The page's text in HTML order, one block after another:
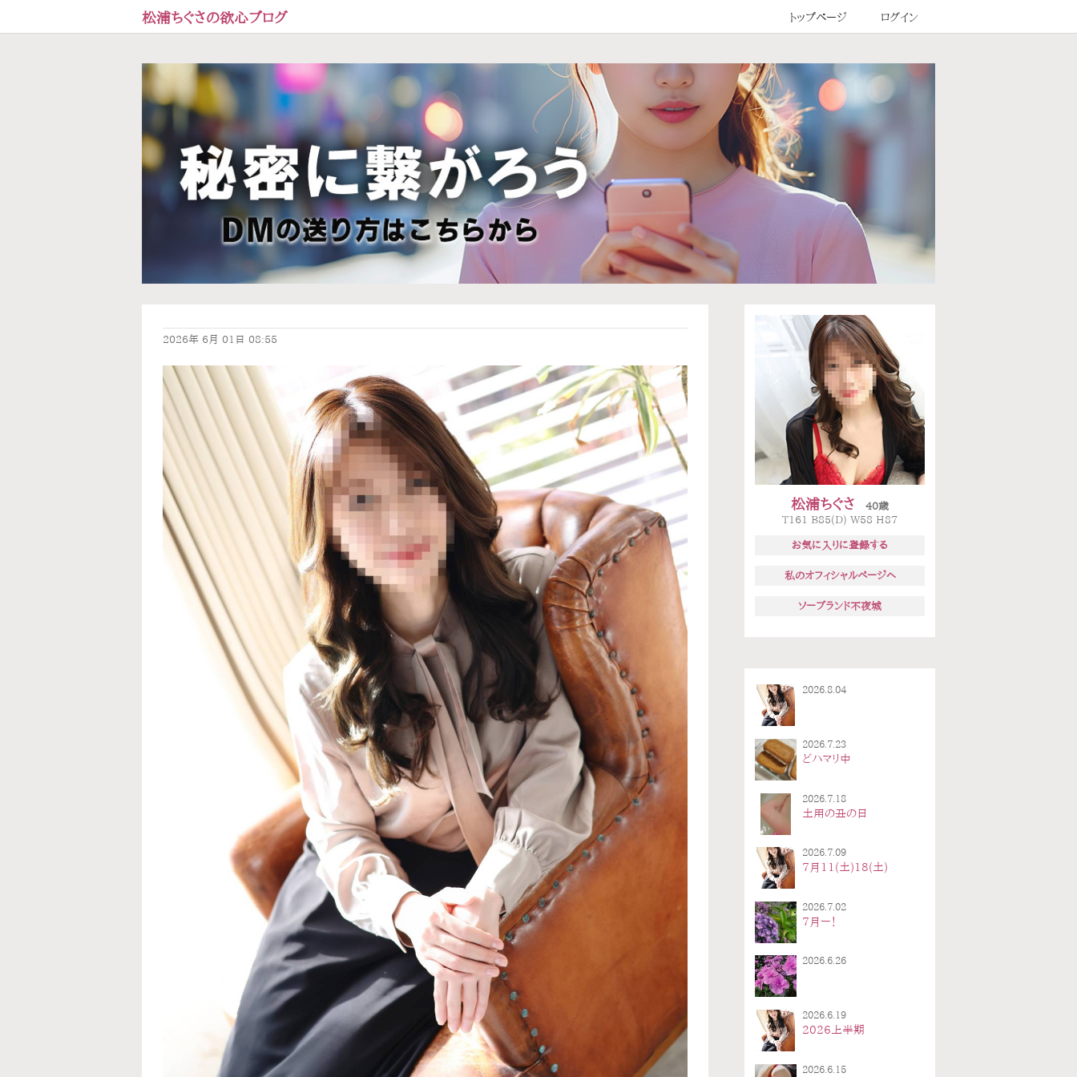
松浦ちぐさの欲心ブログ トップページ ログイン
2026年 6月 01日 08:55
松浦ちぐさ
40歳
T161 B85(D) W58 H87
お気に入りに登録する
私のオフィシャルページへ
ソープランド不夜城
2026.8.04
2026.7.23
どハマリ中
2026.7.18
土用の丑の日
2026.7.09
7月11(土)18(土)
2026.7.02
7月ー！
2026.6.26
2026.6.19
2026上半期
2026.6.15